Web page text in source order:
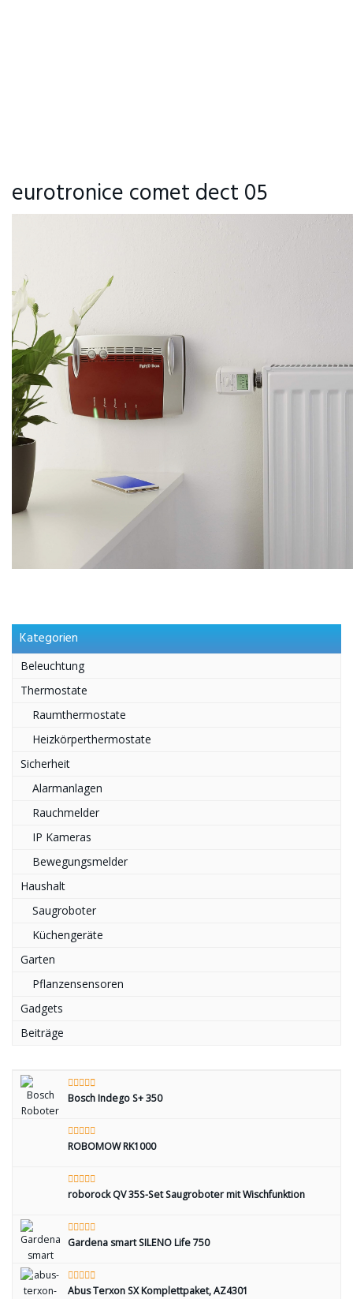
eurotronice comet dect 05
Kategorien
Beleuchtung
Thermostate
Raumthermostate
Heizkörperthermostate
Sicherheit
Alarmanlagen
Rauchmelder
IP Kameras
Bewegungsmelder
Haushalt
Saugroboter
Küchengeräte
Garten
Pflanzensensoren
Gadgets
Beiträge
Bosch Indego S+ 350
ROBOMOW RK1000
roborock QV 35S-Set Saugroboter mit Wischfunktion
Gardena smart SILENO Life 750
Abus Terxon SX Komplettpaket, AZ4301